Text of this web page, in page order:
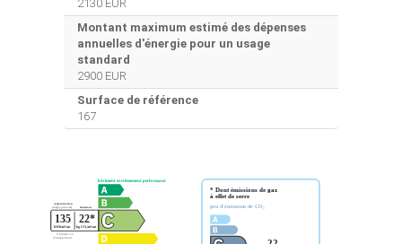
2130 EUR
Montant maximum estimé des dépenses
annuelles d'énergie pour un usage
standard
2900 EUR
Surface de référence
167